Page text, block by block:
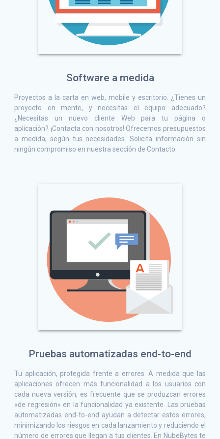
Software a medida
Proyectos a la carta en web, mobile y escritorio. ¿Tienes un
proyecto en mente, y necesitas el equipo adecuado?
¿Necesitas un nuevo cliente Web para tu página o
aplicación? ¡Contacta con nosotros! Ofrecemos presupuestos
a medida, según tus necesidades. Solicita información sin
ningún compromiso en nuestra sección de Contacto.
Pruebas automatizadas end-to-end
Tu aplicación, protegida frente a errores. A medida que las
aplicaciones ofrecen más funcionalidad a los usuarios con
cada nueva versión, es frecuente que se produzcan errores
«de regresión» en la funcionalidad ya existente. Las pruebas
automatizadas end-to-end ayudan a detectar estos errores,
minimizando los riesgos en cada lanzamiento y reduciendo el
número de errores que llegan a tus clientes. En NubeBytes te